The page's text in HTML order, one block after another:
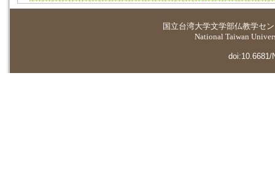
国立台湾大学文学部仏教学セ
National Taiwan
doi:10.6681/